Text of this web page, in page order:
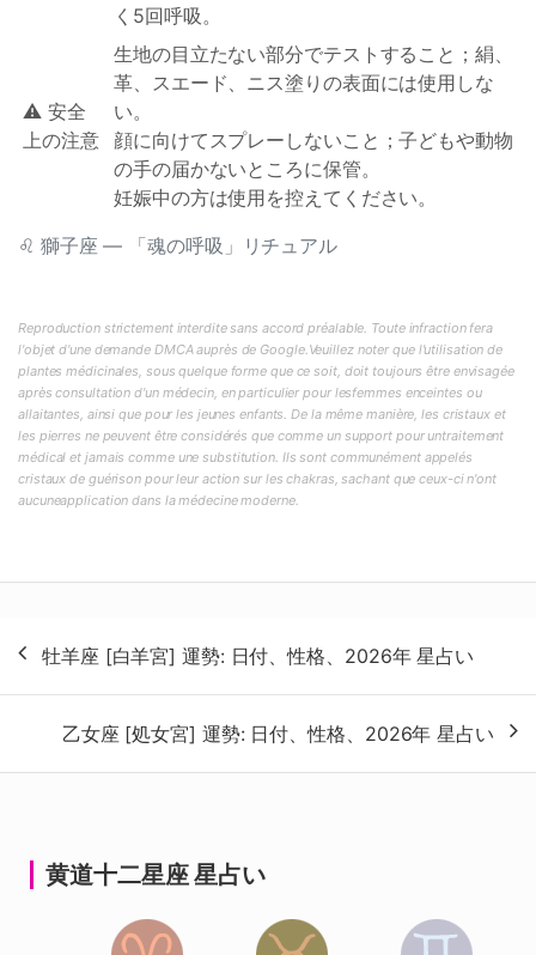
♌ 獅子座 — 「魂の呼吸」リチュアル
く5回呼吸。
⚠️ 安全
上の注意
生地の目立たない部分でテストすること；絹、
革、スエード、ニス塗りの表面には使用しな
い。
顔に向けてスプレーしないこと；子どもや動物
の手の届かないところに保管。
妊娠中の方は使用を控えてください。
Reproduction strictement interdite sans accord préalable. Toute infraction fera
l'objet d'une demande DMCA auprès de Google.Veuillez noter que l'utilisation de
plantes médicinales, sous quelque forme que ce soit, doit toujours être envisagée
après consultation d'un médecin, en particulier pour lesfemmes enceintes ou
allaitantes, ainsi que pour les jeunes enfants. De la même manière, les cristaux et
les pierres ne peuvent être considérés que comme un support pour untraitement
médical et jamais comme une substitution. Ils sont communément appelés
cristaux de guérison pour leur action sur les chakras, sachant que ceux-ci n'ont
aucuneapplication dans la médecine moderne.
稿
ナ
ゲ
牡羊座 [白羊宮] 運勢: 日付、性格、2026年 星占い
乙女座 [処女宮] 運勢: 日付、性格、2026年 星占い
黄道十二星座 星占い